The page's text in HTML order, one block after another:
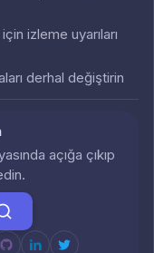
izleme uyarıları
derhal değiştirin
açığa çıkıp